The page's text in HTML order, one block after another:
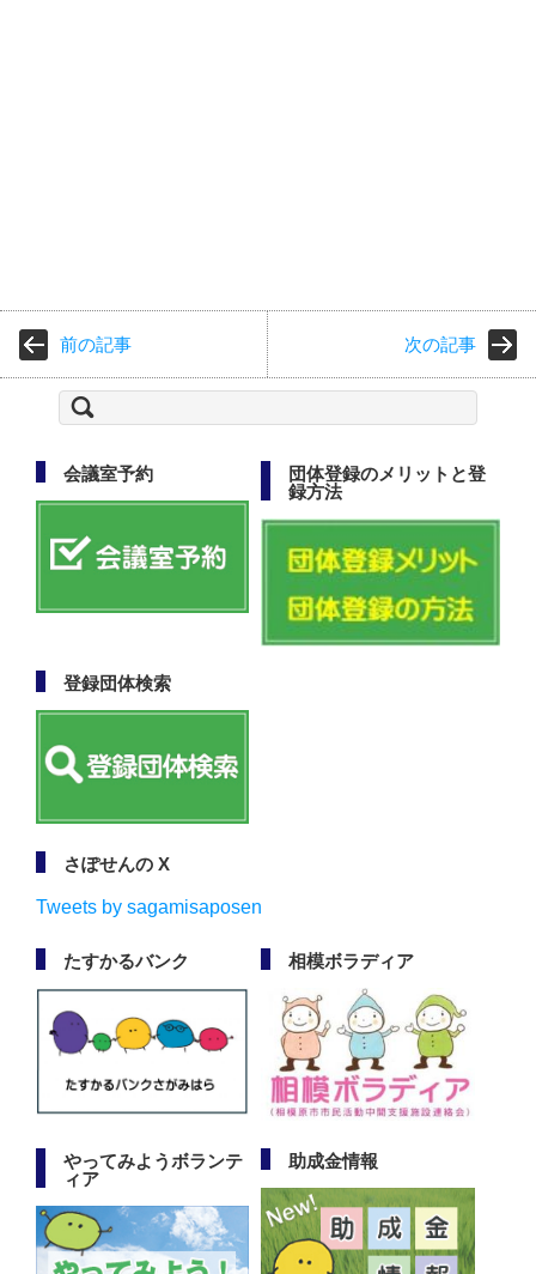
前の記事 次の記事
検
索:
会議室予約
団体登録のメリットと登
録方法
登録団体検索
さぽせんの X
Tweets by sagamisaposen
たすかるバンク 相模ボラディア
やってみようボランテ
ィア
助成金情報